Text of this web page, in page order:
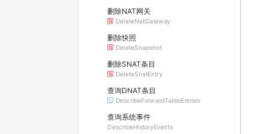
删除NAT网关
DeleteNatGateway
删除快照
DeleteSnapshot
删除SNAT条目
DeleteSnatEntry
查询DNAT条目
DescribeForwardTableEntries
查询系统事件
DescribeHistoryEvents